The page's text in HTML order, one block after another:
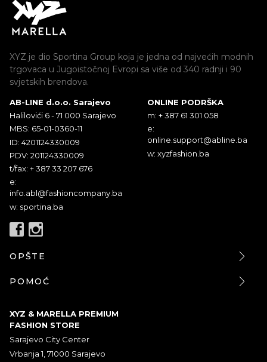
XYZ je dio Sportina Group koja je jedna od najvećih modnih
trgovaca u Jugoistočnoj Evropi sa više od 340 radnji i 90
svjetskih brendova.
AB-LINE d.o.o. Sarajevo
Halilovići 6 - 71 000 Sarajevo
MBS: 65-01-0360-11
ID: 4201124330009
PDV: 201124330009
t/fax: + 387 33 207 676
e:
info.abl@fashioncompany.ba
w: sportina.ba
ONLINE PODRŠKA
m: + 387 61 301 058
e:
online.support@abline.ba
w: xyzfashion.ba
OPŠTE
POMOĆ
XYZ & MARELLA PREMIUM
FASHION STORE
Sarajevo City Center
Vrbanja 1, 71000 Sarajevo